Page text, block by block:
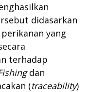
didasarkan
yang
terhadap
dan
(traceability)